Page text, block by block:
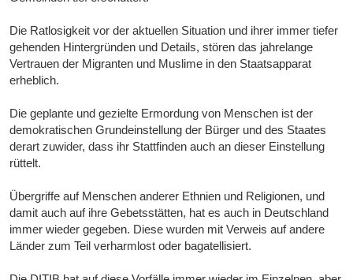
Die Ratlosigkeit vor der aktuellen Situation und ihrer immer tiefer
gehenden Hintergründen und Details, stören das jahrelange
Vertrauen der Migranten und Muslime in den Staatsapparat
erheblich.
Die geplante und gezielte Ermordung von Menschen ist der
demokratischen Grundeinstellung der Bürger und des Staates
derart zuwider, dass ihr Stattfinden auch an dieser Einstellung
rüttelt.
Übergriffe auf Menschen anderer Ethnien und Religionen, und
damit auch auf ihre Gebetsstätten, hat es auch in Deutschland
immer wieder gegeben. Diese wurden mit Verweis auf andere
Länder zum Teil verharmlost oder bagatellisiert.